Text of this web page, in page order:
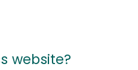
website?